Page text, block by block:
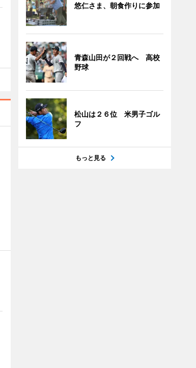
悠仁さま、朝食作りに参加
青森山田が２回戦へ 高校
野球
松山は２６位 米男子ゴル
フ
もっと見る